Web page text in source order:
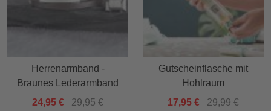
Herrenarmband -
Braunes Lederarmband
24,95 €
29,95 €
Gutscheinflasche mit
Hohlraum
17,95 €
29,99 €